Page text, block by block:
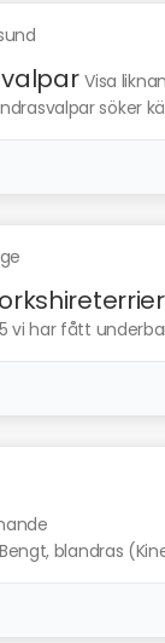
Visa
söker
vi har fått
blandras